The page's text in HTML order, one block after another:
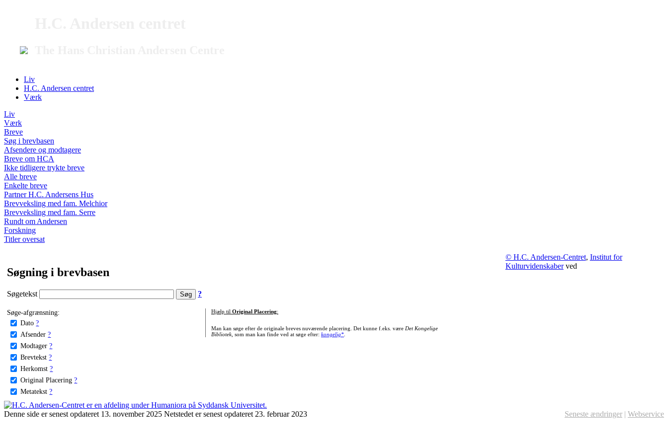
Liv
H.C. Andersen centret
Værk
Liv
Værk
Breve
Søg i brevbasen
Afsendere og modtagere
Breve om HCA
Ikke tidligere trykte breve
Alle breve
Enkelte breve
Partner H.C. Andersens Hus
Brevveksling med fam. Melchior
Brevveksling med fam. Serre
Rundt om Andersen
Forskning
Titler oversat
Søgning i brevbasen
Søgetekst ?
Søge-afgrænsning:
Dato ?
Afsender ?
Modtager ?
Brevtekst ?
Herkomst ?
Original Placering ?
Metatekst ?
Hjælp til Original Placering:
Man kan søge efter de originale breves nuværende placering. Det kunne f.eks. være Det Kongelige
Bibliotek, som man kan finde ved at søge efter: kongelig*.
© H.C. Andersen-Centret, Institut for
Kulturvidenskaberved
Denne side er senest opdateret 13. november 2025 Netstedet er senest opdateret 23. februar 2023 Seneste ændringer | Webservice